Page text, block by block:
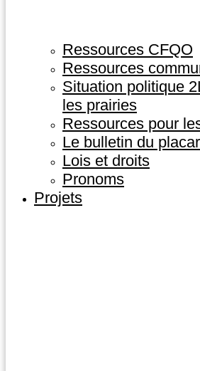
Ressources CFQO
Ressources
Situation politique
les prairies
Ressources pour
Le bulletin du
Lois et droits
Pronoms
Projets